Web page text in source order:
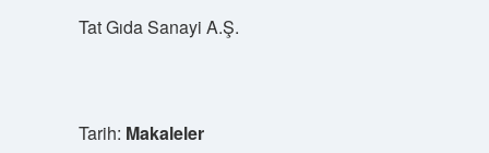
Tat Gıda Sanayi A.Ş.
Tarih: Makaleler